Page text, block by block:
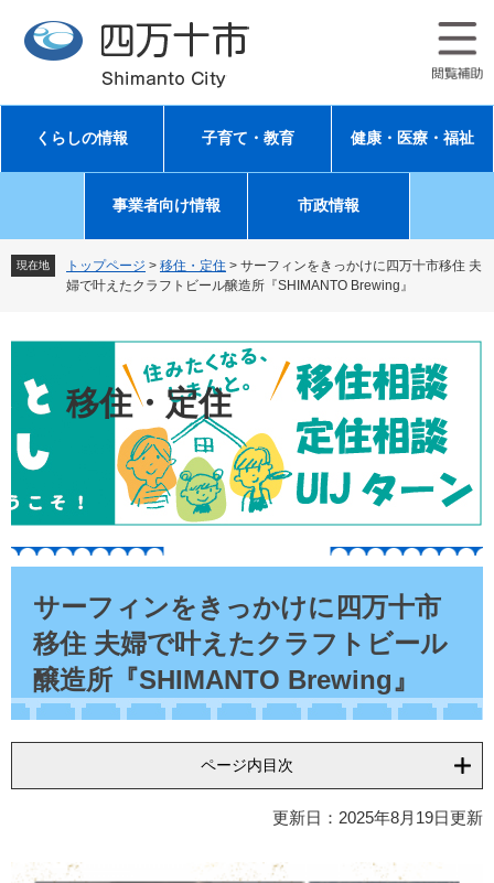
先
す
を
し
文
くらしの情報 子育て・教育 健康・医療・福祉
事業者向け情報 市政情報
現在地 トップページ > 移住・定住 > サーフィンをきっかけに四万十市移住 夫
婦で叶えたクラフトビール醸造所『SHIMANTO Brewing』
移住・定住
サーフィンをきっかけに四万十市
移住 夫婦で叶えたクラフトビール
醸造所『SHIMANTO Brewing』
ページ内目次
更新日：2025年8月19日更新